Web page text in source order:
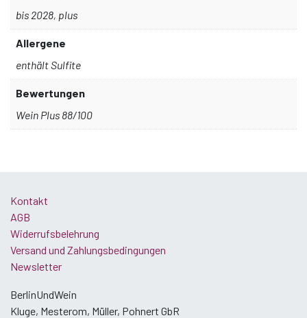
bis 2028, plus
Allergene
enthält Sulfite
Bewertungen
Wein Plus 88/100
Kontakt
AGB
Widerrufsbelehrung
Versand und Zahlungsbedingungen
Newsletter
BerlinUndWein
Kluge, Mesterom, Müller, Pohnert GbR